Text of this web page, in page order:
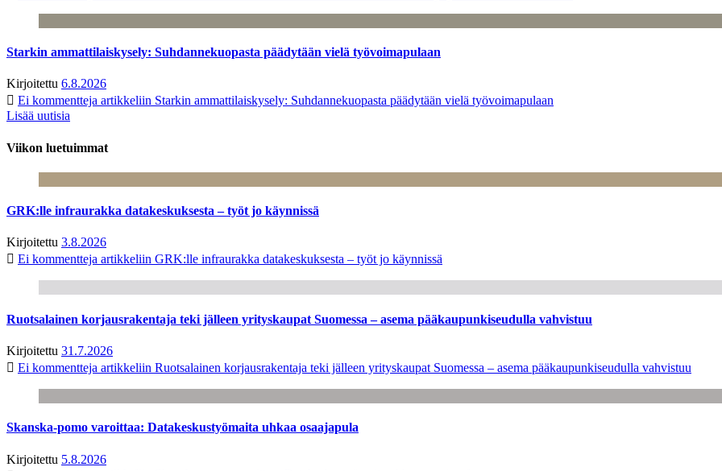
Starkin ammattilaiskysely: Suhdannekuopasta päädytään vielä työvoimapulaan
Kirjoitettu 6.8.2026
Ei kommentteja artikkeliin Starkin ammattilaiskysely: Suhdannekuopasta päädytään vielä työvoimapulaan
Lisää uutisia
Viikon luetuimmat
GRK:lle infraurakka datakeskuksesta – työt jo käynnissä
Kirjoitettu 3.8.2026
Ei kommentteja artikkeliin GRK:lle infraurakka datakeskuksesta – työt jo käynnissä
Ruotsalainen korjausrakentaja teki jälleen yrityskaupat Suomessa – asema pääkaupunkiseudulla vahvistuu
Kirjoitettu 31.7.2026
Ei kommentteja artikkeliin Ruotsalainen korjausrakentaja teki jälleen yrityskaupat Suomessa – asema pääkaupunkiseudulla vahvistuu
Skanska-pomo varoittaa: Datakeskustyömaita uhkaa osaajapula
Kirjoitettu 5.8.2026